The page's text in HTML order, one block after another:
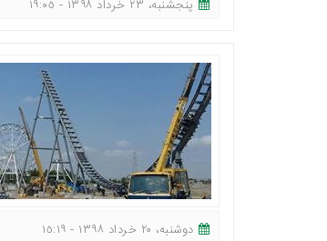
پنجشنبه، ٢٣ خرداد ١٣٩٨ - ١٩:٠٥
دوشنبه، ٢٠ خرداد ١٣٩٨ - ١٥:١٩